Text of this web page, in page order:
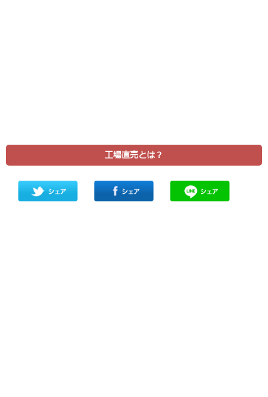
工場直売とは？